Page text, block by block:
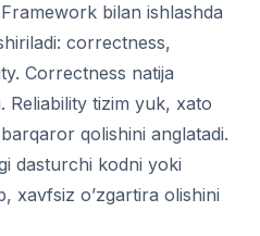
bilan ishlashda
correctness,
Correctness natija
Reliability tizim yuk, xato
qolishini anglatadi.
dasturchi kodni yoki
xavfsiz o’zgartira olishini